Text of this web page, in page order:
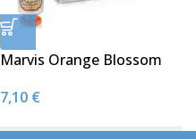
Marvis Orange Blossom
75ml
7,10 €